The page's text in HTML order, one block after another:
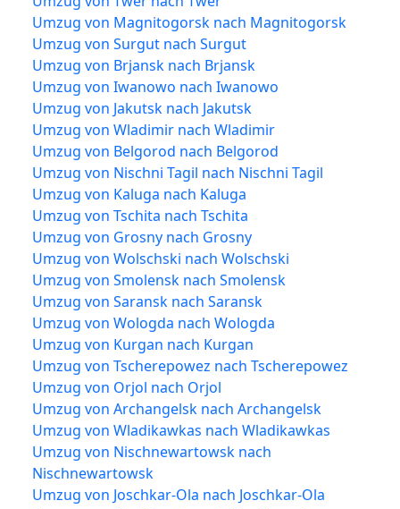
Umzug von Magnitogorsk nach Magnitogorsk
Umzug von Surgut nach Surgut
Umzug von Brjansk nach Brjansk
Umzug von Iwanowo nach Iwanowo
Umzug von Jakutsk nach Jakutsk
Umzug von Wladimir nach Wladimir
Umzug von Belgorod nach Belgorod
Umzug von Nischni Tagil nach Nischni Tagil
Umzug von Kaluga nach Kaluga
Umzug von Tschita nach Tschita
Umzug von Grosny nach Grosny
Umzug von Wolschski nach Wolschski
Umzug von Smolensk nach Smolensk
Umzug von Saransk nach Saransk
Umzug von Wologda nach Wologda
Umzug von Kurgan nach Kurgan
Umzug von Tscherepowez nach Tscherepowez
Umzug von Orjol nach Orjol
Umzug von Archangelsk nach Archangelsk
Umzug von Wladikawkas nach Wladikawkas
Umzug von Nischnewartowsk nach
Nischnewartowsk
Umzug von Joschkar-Ola nach Joschkar-Ola